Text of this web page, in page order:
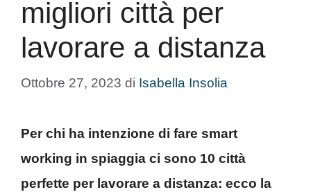
migliori città per
lavorare a distanza
Ottobre 27, 2023 di Isabella Insolia
Per chi ha intenzione di fare smart
working in spiaggia ci sono 10 città
perfette per lavorare a distanza: ecco la